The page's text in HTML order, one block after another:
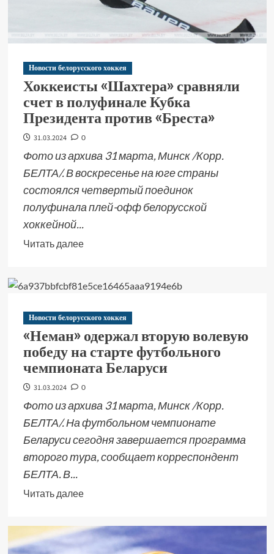
Новости белорусского хоккея
Хоккеисты «Шахтера» сравняли
счет в полуфинале Кубка
Президента против «Бреста»
31.03.2024 0
Фото из архива 31 марта, Минск /Корр.
БЕЛТА/. В воскресенье на юге страны
состоялся четвертый поединок
полуфинала плей-офф белорусской
хоккейной...
Читать далее
Новости белорусского хоккея
«Неман» одержал вторую волевую
победу на старте футбольного
чемпионата Беларуси
31.03.2024 0
Фото из архива 31 марта, Минск /Корр.
БЕЛТА/. На футбольном чемпионате
Беларуси сегодня завершается программа
второго тура, сообщает корреспондент
БЕЛТА. В...
Читать далее